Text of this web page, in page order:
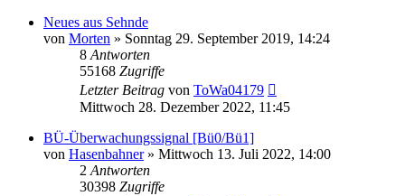
Neues aus Sehnde
von Morten » Sonntag 29. September 2019, 14:24
8 Antworten
55168 Zugriffe
Letzter Beitrag von ToWa04179
Mittwoch 28. Dezember 2022, 11:45
BÜ-Überwachungssignal [Bü0/Bü1]
von Hasenbahner» Mittwoch 13. Juli 2022, 14:00
2 Antworten
30398 Zugriffe